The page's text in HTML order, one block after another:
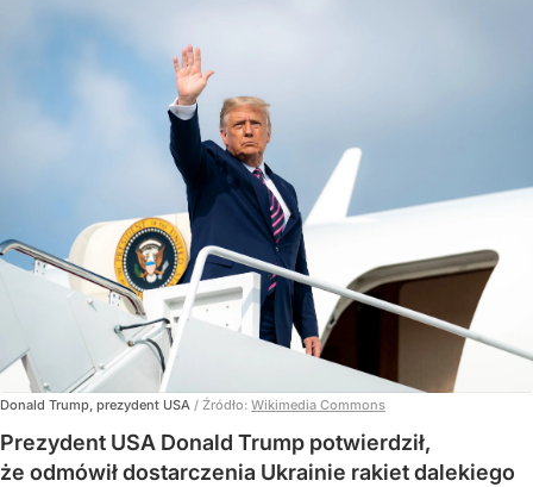
Donald Trump, prezydent USA / Źródło: Wikimedia Commons
Prezydent USA Donald Trump potwierdził,
że odmówił dostarczenia Ukrainie rakiet dalekiego